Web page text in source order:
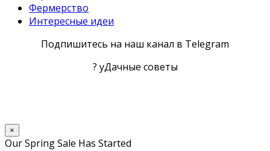
Фермерство
Интересные идеи
Подпишитесь на наш канал в Telegram
? уДачные советы
×
Our Spring Sale Has Started